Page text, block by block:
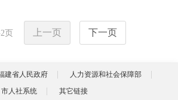
2页 上一页 下一页
建省人民政府
人力资源和社会保障部
市人社系统
其它链接